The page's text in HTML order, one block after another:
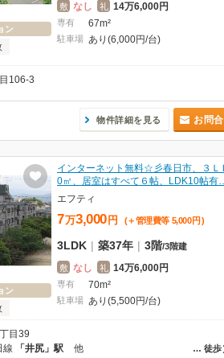
ン
敷 なし 礼 14万6,000円
専有 67m²
駐車場 あり(6,000円/台)
106-3
物件詳細を見る お問
ン
インターネット無料☆彡春日市、３Ｌ
0㎡、居室はすべて６帖、LDK10帖
エフティ
7万3,000 円 (＋管理費等 5,000 円 )
3LDK | 築37年 | 3階/3階建
敷 なし 礼 14万6,000円
専有 70m²
駐車場 あり(5,500円/台)
目39
… 徒歩
線 「井尻」駅 他